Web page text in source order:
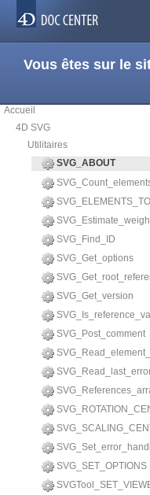
Vous êtes sur le
Accueil
4D SVG
Utilitaires
SVG_ABOUT
SVG_Find_ID
SVG_Get_options
SVG_Get_version
SVG_Post_comment
SVG_SET_OPTIONS